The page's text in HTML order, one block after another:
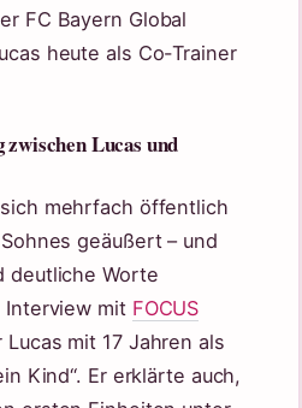
FC Bayern Global
heute als Co-Trainer
Lucas und
mehrfach öffentlich
geäußert – und
deutliche Worte
Interview mit FOCUS
mit 17 Jahren als
Kind“. Er erklärte auch,